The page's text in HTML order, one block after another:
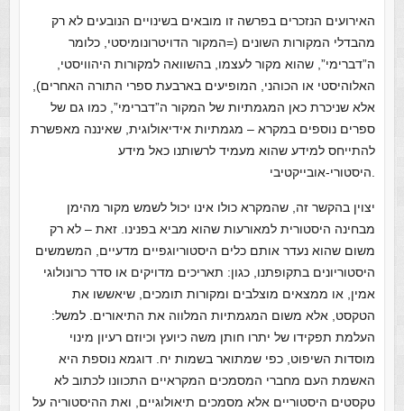
האירועים הנזכרים בפרשה זו מובאים בשינויים הנובעים לא רק
מהבדלי המקורות השונים (=המקור הדויטרונומיסטי, כלומר
ה”דברימי”, שהוא מקור לעצמו, בהשוואה למקורות היהוויסטי,
האלוהיסטי או הכוהני, המופיעים בארבעת ספרי התורה האחרים),
אלא שניכרת כאן המגמתיות של המקור ה”דברימי”, כמו גם של
ספרים נוספים במקרא – מגמתיות אידיאולוגית, שאיננה מאפשרת
להתייחס למידע שהוא מעמיד לרשותנו כאל מידע
יצוין בהקשר זה, שהמקרא כולו אינו יכול לשמש מקור מהימן
מבחינה היסטורית למאורעות שהוא מביא בפנינו. זאת – לא רק
משום שהוא נעדר אותם כלים היסטוריוגפיים מדעיים, המשמשים
היסטוריונים בתקופתנו, כגון: תאריכים מדויקים או סדר כרונולוגי
אמין, או ממצאים מוצלבים ומקורות תומכים, שיאששו את
הטקסט, אלא משום המגמתיות המלווה את התיאורים. למשל:
העלמת תפקידו של יתרו חותן משה כיועץ וכיוזם רעיון מינוי
מוסדות השיפוט, כפי שמתואר בשמות יח. דוגמא נוספת היא
האשמת העם מחברי המסמכים המקראיים התכוונו לכתוב לא
טקסטים היסטוריים אלא מסמכים תיאולוגיים, ואת ההיסטוריה על